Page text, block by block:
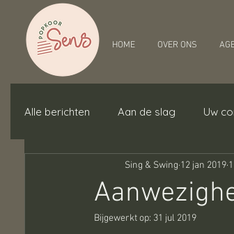
HOME OVER ONS
Alle berichten Aan de slag Uw
Sing & Swing 12 jan 2019
Bijgewerkt op: 31 jul 2019